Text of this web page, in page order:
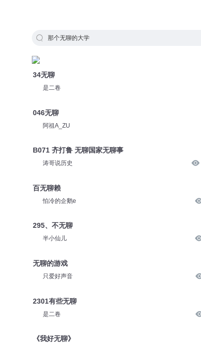
那个无聊的大学
34无聊
是二卷
046无聊
阿祖A_ZU
B071 齐打鲁 无聊国家无聊事
涛哥说历史
百无聊赖
怕冷的企鹅e
295、不无聊
半小仙儿
无聊的游戏
只爱好声音
2301有些无聊
是二卷
《我好无聊》